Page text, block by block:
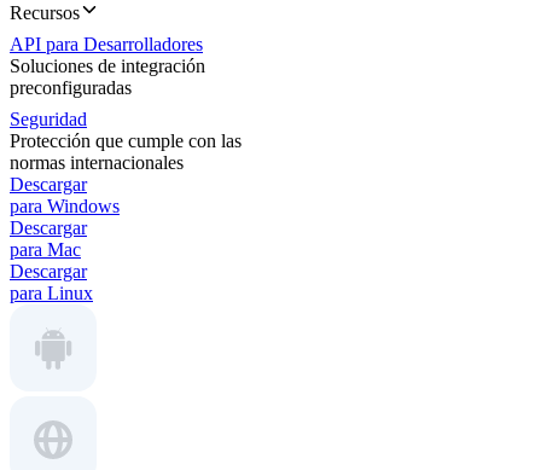
Recursos
API para Desarrolladores
Soluciones de integración
preconfiguradas
Seguridad
Protección que cumple con las
normas internacionales
Descargar
para Windows
Descargar
para Mac
Descargar
para Linux